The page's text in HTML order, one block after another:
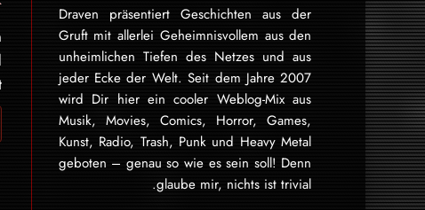
Draven präsentiert Geschichten aus der
Gruft mit allerlei Geheimnisvollem aus den
unheimlichen Tiefen des Netzes und aus
jeder Ecke der Welt. Seit dem Jahre 2007
wird Dir hier ein cooler Weblog-Mix aus
Musik, Movies, Comics, Horror, Games,
Kunst, Radio, Trash, Punk und Heavy Metal
geboten – genau so wie es sein soll! Denn
glaube mir, nichts ist trivial.